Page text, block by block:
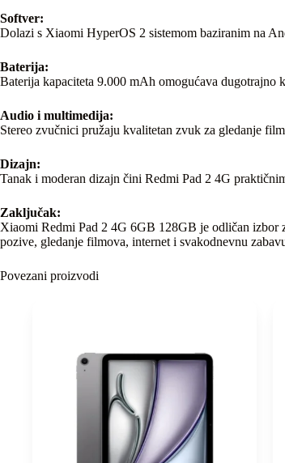
Softver:
Dolazi s Xiaomi HyperOS 2 sistemom baziranim na
Baterija:
Baterija kapaciteta 9.000 mAh omogućava dugotrajno
Audio i multimedija:
Stereo zvučnici pružaju kvalitetan zvuk za gledanje
Dizajn:
Tanak i moderan dizajn čini Redmi Pad 2 4G
Zaključak:
Xiaomi Redmi Pad 2 4G 6GB 128GB je odličan izbor
pozive, gledanje filmova, internet i svakodnevnu
Povezani proizvodi